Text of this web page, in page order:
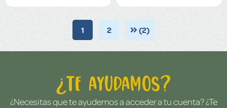
1 2 (2)
¿Te ayudamos?
¿Necesitas que te ayudemos a acceder a tu cuenta? ¿Te